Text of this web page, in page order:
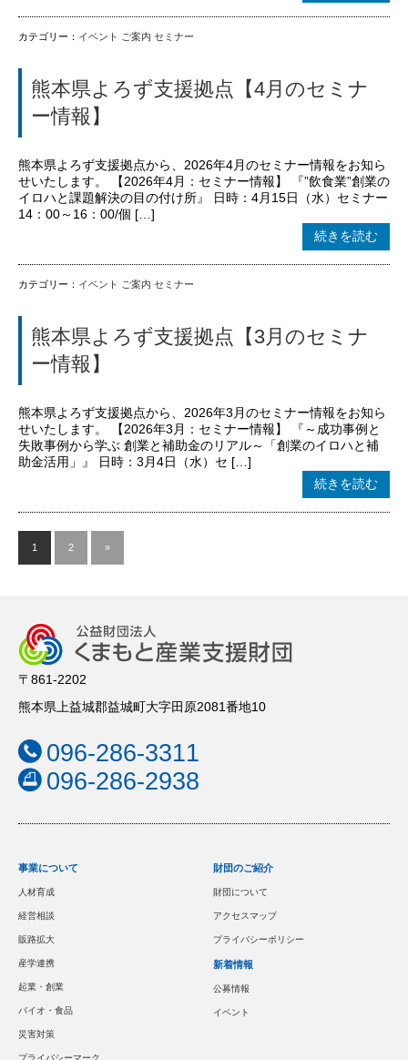
カテゴリー： イベント ご案内 セミナー
熊本県よろず支援拠点【4月のセミナ
ー情報】
熊本県よろず支援拠点から、2026年4月のセミナー情報をお知ら
せいたします。 【2026年4月：セミナー情報】 『”飲食業”創業の
イロハと課題解決の目の付け所』 日時：4月15日（水）セミナー
14：00～16：00/個 […]
続きを読む
カテゴリー： イベント ご案内 セミナー
熊本県よろず支援拠点【3月のセミナ
ー情報】
熊本県よろず支援拠点から、2026年3月のセミナー情報をお知ら
せいたします。 【2026年3月：セミナー情報】 『～成功事例と
失敗事例から学ぶ 創業と補助金のリアル～「創業のイロハと補
助金活用」』 日時：3月4日（水）セ […]
続きを読む
1 2 »
〒861-2202
熊本県上益城郡益城町大字田原2081番地10
096-286-3311
096-286-2938
事業について
人材育成
経営相談
販路拡大
産学連携
起業・創業
バイオ・食品
災害対策
財団のご紹介
財団について
アクセスマップ
プライバシーポリシー
新着情報
公募情報
イベント